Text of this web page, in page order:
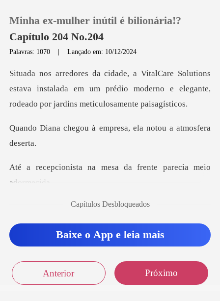
0
Loja
Histórico
Minha ex-mulher inútil é bilionária!?
Capítulo 204 No.204
Palavras: 1070 |Lançado em: 10/12/2024
ons
estava instalada em um prédio moderno e elegant
à empresa, ela notou
na mesa da frente pa
la se aproximou da m
Capítulos Desbloqueados
Baixe o App e leia mais
Anterior Próximo